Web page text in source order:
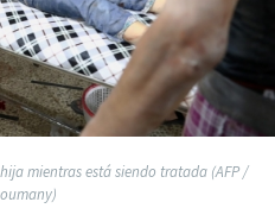
mientras está siendo tratada (AFP /